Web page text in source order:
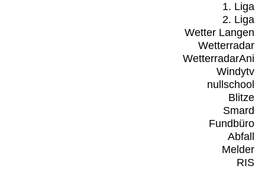
1. Liga
2. Liga
Wetter Langen
Wetterradar
WetterradarAni
Windytv
nullschool
Blitze
Smard
Fundbüro
Abfall
Melder
RIS